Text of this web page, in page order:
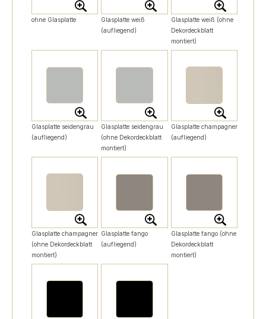
ohne Glasplatte
Glasplatte weiß
(aufliegend)
Glasplatte weiß (ohne
Dekordeckblatt
montiert)
Glasplatte seidengrau
(aufliegend)
Glasplatte seidengrau
(ohne Dekordeckblatt
montiert)
Glasplatte champagner
(aufliegend)
Glasplatte champagner
(ohne Dekordeckblatt
montiert)
Glasplatte fango
(aufliegend)
Glasplatte fango (ohne
Dekordeckblatt
montiert)